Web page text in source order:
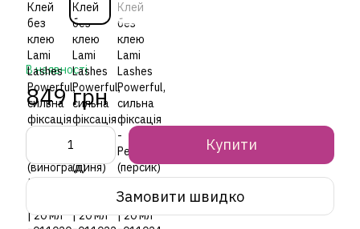
В наявності
849 грн
Купити
Замовити швидко